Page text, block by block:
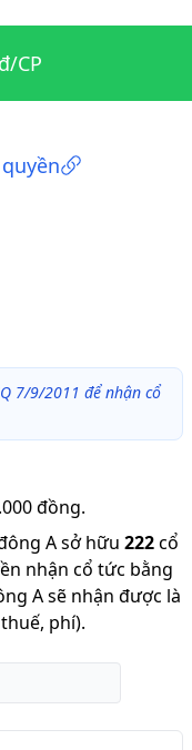
CP
7/9/2011 để nhận cổ
đồng.
A sở hữu 222cổ
nhận cổ tức bằng
A sẽ nhận được là
phí).